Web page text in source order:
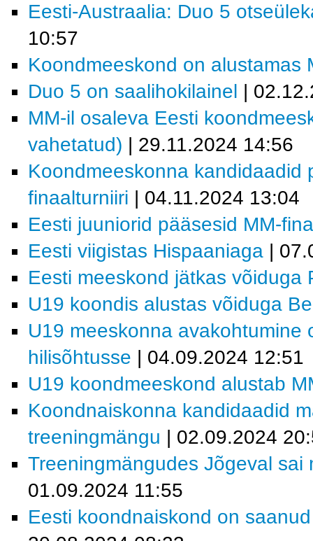
Eesti-Austraalia: Duo 5
10:57
Koondmeeskond on alustamas
Duo 5 on saalihokilainel |
MM-il osaleva Eesti
vahetatud) | 29.11.2024 14:56
Koondmeeskonna kandidaadid
finaalturniiri | 04.11.2024 13:04
Eesti juuniorid pääsesid MM-
Eesti viigistas Hispaaniaga |
Eesti meeskond jätkas võiduga
U19 koondis alustas võiduga
U19 meeskonna
hilisõhtusse | 04.09.2024 12:51
U19 koondmeeskond alustab
Koondnaiskonna kandidaadid
treeningmängu | 02.09.2024
Treeningmängudes Jõgeval
01.09.2024 11:55
Eesti koondnaiskond on